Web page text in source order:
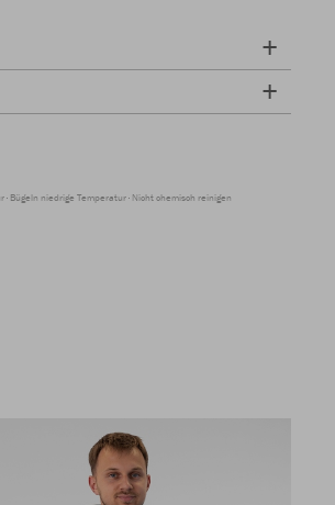
Bügeln niedrige Temperatur Nicht chemisch reinigen